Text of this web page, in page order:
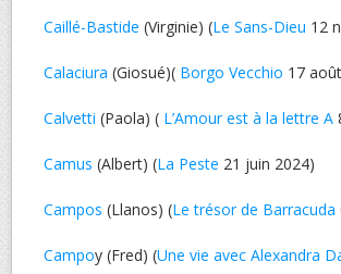
Caillé-Bastide (Virginie) (Le Sans-Dieu 12
Calaciura (Giosué)( Borgo Vecchio 17
Calvetti (Paola) ( L’Amour est à la lettre A
Camus (Albert) (La Peste 21 juin 2024)
Campos (Llanos) (Le trésor de Barracuda
Campoy (Fred) (Une vie avec Alexandra